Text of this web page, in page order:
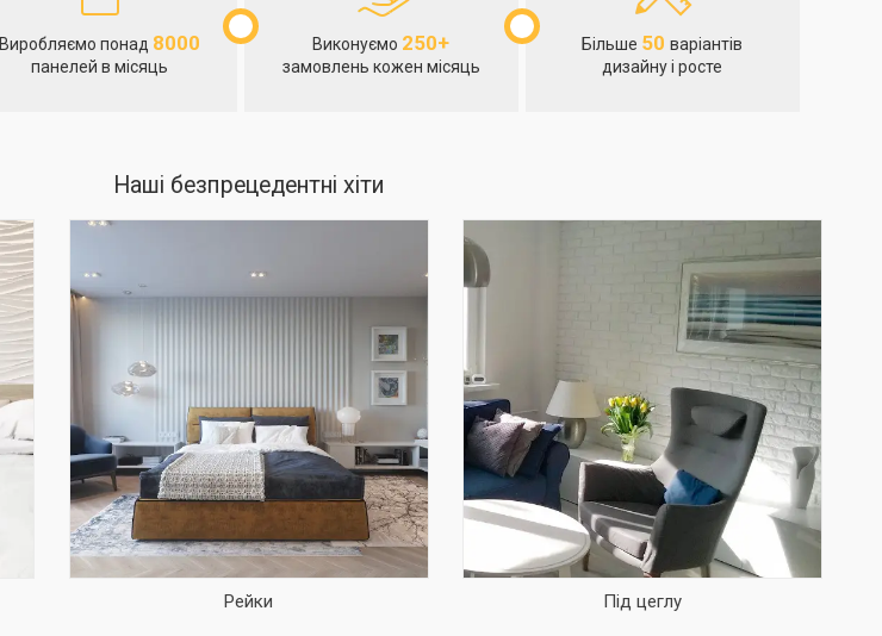
Виробляємо понад 8000
панелей в місяць
Виконуємо 250+
замовлень кожен місяць
Більше 50варіантів
дизайну і росте
Наші безпрецедентні хіти
Рейки Під цеглу